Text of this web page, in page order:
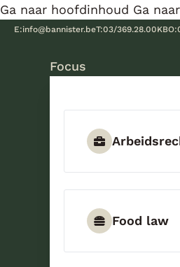
Ga naar hoofdinhoud Ga
E:info@bannister.beT:03/369.28.00KBO:
Focus
Food law